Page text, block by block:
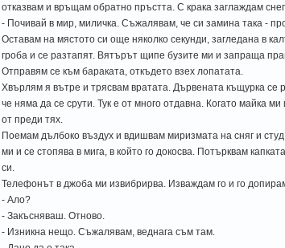
отказвам и връщам обратно пръстта. С крака заглаждам
- Почивай в мир, миличка. Съжалявам, че си замина така -
Оставам на мястото си още няколко секунди, загледана в
гроба и се разтапят. Вятърът щипе бузите ми и запраща
Отправям се към бараката, откъдето взех лопатата.
Хвърлям я вътре и трясвам вратата. Дървената къщурка се
че няма да се срути. Тук е от много отдавна. Когато майка
от преди тях.
Поемам дълбоко въздух и вдишвам миризмата на сняг и
ми и се стопява в мига, в който го докосва. Потърквам
си.
Телефонът в джоба ми извибрирва. Изваждам го и го
- Ало?
- Закъсняваш. Отново.
- Изникна нещо. Съжалявам, веднага съм там.